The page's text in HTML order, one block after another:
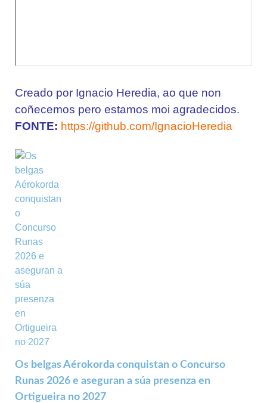
Creado por Ignacio Heredia, ao que non
coñecemos pero estamos moi agradecidos.
FONTE: https://github.com/IgnacioHeredia
Os belgas Aérokorda conquistan o Concurso
Runas 2026 e aseguran a súa presenza en
Ortigueira no 2027